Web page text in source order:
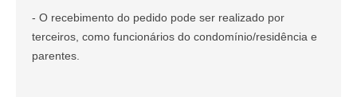
- O recebimento do pedido pode ser realizado por
terceiros, como funcionários do condomínio/residência e
parentes.